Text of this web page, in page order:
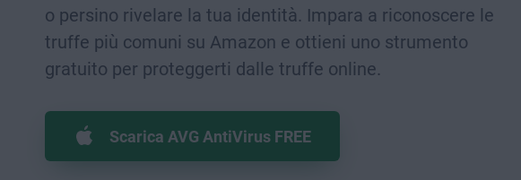
o persino rivelare la tua identità. Impara a riconoscere le
truffe più comuni su Amazon e ottieni uno strumento
gratuito per proteggerti dalle truffe online.
Scarica AVG AntiVirus FREE